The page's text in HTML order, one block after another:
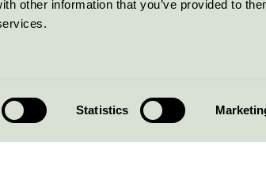
other information that you’ve provided to
Statistics